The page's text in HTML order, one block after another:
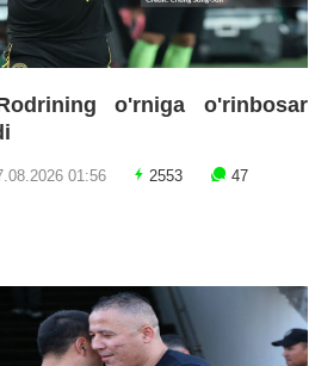
o'rniga o'rinbosar
01:56 2553 47